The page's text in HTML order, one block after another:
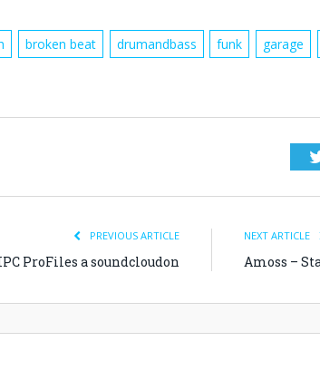
broken beat drumandbass funk garage
PREVIOUS ARTICLE
ProFiles a soundcloudon
NEXT ARTICLE
Amoss –